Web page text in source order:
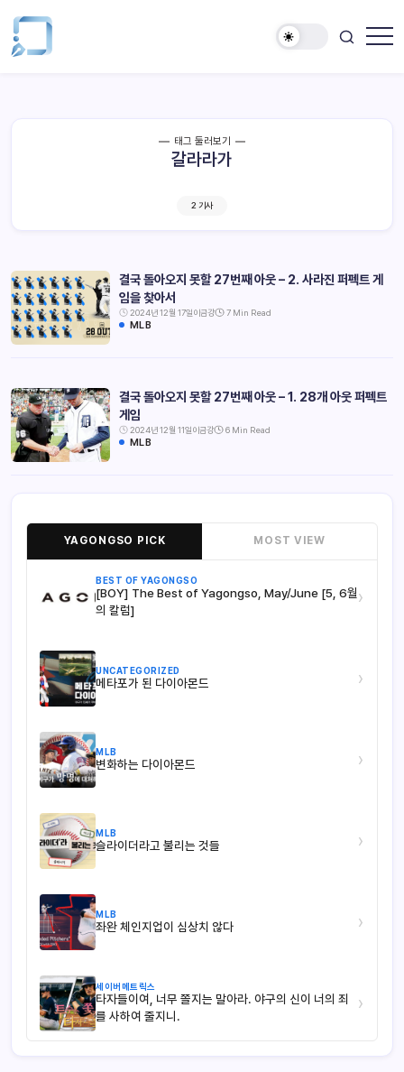
태그 둘러보기
갈라라가
2 기사
결국 돌아오지 못할 27번째 아웃 – 2. 사라진 퍼펙트 게
임을 찾아서
2024년 12월 17일이금강 7 Min Read
MLB
결국 돌아오지 못할 27번째 아웃 – 1. 28개 아웃 퍼펙트
게임
2024년 12월 11일이금강 6 Min Read
MLB
YAGONGSO PICK MOST VIEW
BEST OF YAGONGSO
[BOY] The Best of Yagongso, May/June [5, 6월
의 칼럼]
›
UNCATEGORIZED
메타포가 된 다이아몬드 ›
MLB
변화하는 다이아몬드 ›
MLB
슬라이더라고 불리는 것들 ›
MLB
좌완 체인지업이 심상치 않다 ›
세이버메트릭스
타자들이여, 너무 쫄지는 말아라. 야구의 신이 너의 죄
를 사하여 줄지니.
›